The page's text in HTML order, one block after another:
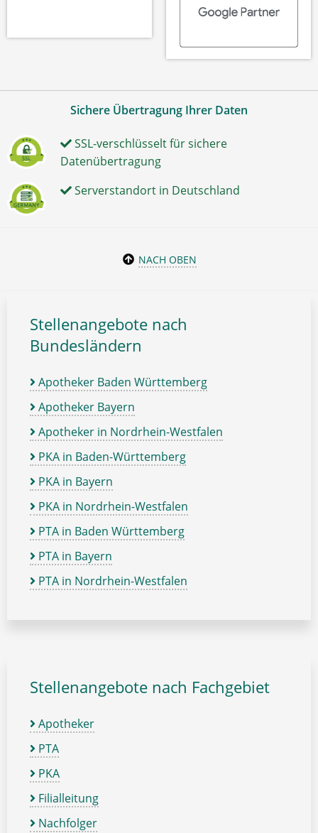
Sichere Übertragung Ihrer Daten
SSL-verschlüsselt für sichere
Datenübertragung
Serverstandort in Deutschland
NACH OBEN
Stellenangebote nach
Bundesländern
Apotheker Baden Württemberg
Apotheker Bayern
Apotheker in Nordrhein-Westfalen
PKA in Baden-Württemberg
PKA in Bayern
PKA in Nordrhein-Westfalen
PTA in Baden Württemberg
PTA in Bayern
PTA in Nordrhein-Westfalen
Stellenangebote nach Fachgebiet
Apotheker
PTA
PKA
Filialleitung
Nachfolger